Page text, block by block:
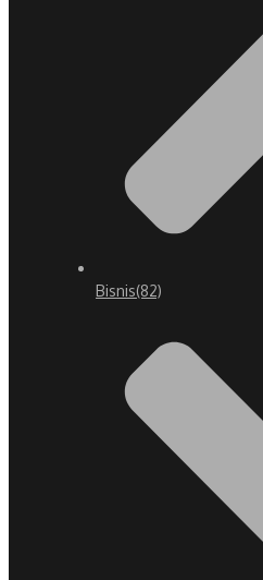
Bisnis(82)